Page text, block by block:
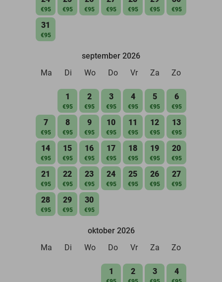
€95 €95 €95 €95 €95 €95 €95
31
€95
september 2026
Ma
Di Wo Do Vr Za Zo
1
€95
2
€95
3
€95
4
€95
5
€95
6
€95
7
€95
8
€95
9
€95
10
€95
11
€95
12
€95
13
€95
14
€95
15
€95
16
€95
17
€95
18
€95
19
€95
20
€95
21
€95
22
€95
23
€95
24
€95
25
€95
26
€95
27
€95
28
€95
29
€95
30
€95
oktober 2026
Ma
Di Wo Do Vr Za Zo
1 2 3 4